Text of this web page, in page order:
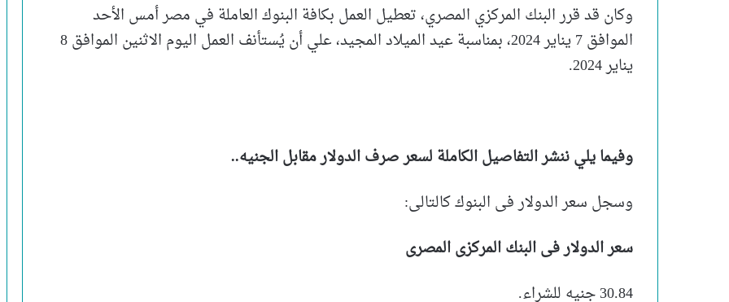
وكان قد قرر البنك المركزي المصري، تعطيل العمل بكافة البنوك العاملة في مصر أمس الأحد
الموافق 7 يناير 2024، بمناسبة عيد الميلاد المجيد، علي أن يُستأنف العمل اليوم الاثنين الموافق 8
يناير 2024.
وفيما يلي ننشر التفاصيل الكاملة لسعر صرف الدولار مقابل الجنيه..
وسجل سعر الدولار فى البنوك كالتالى:
سعر الدولار فى البنك المركزى المصرى
30.84 جنيه للشراء.